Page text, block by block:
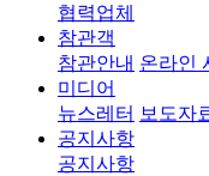
협력업체
참관객
참관안내 온라인
미디어
뉴스레터 보도자
공지사항
공지사항